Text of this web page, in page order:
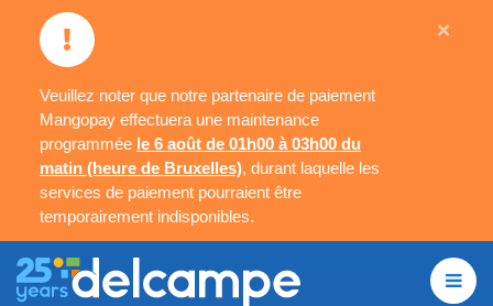
Veuillez noter que notre partenaire de paiement
Mangopay effectuera une maintenance
programmée le 6 août de 01h00 à 03h00 du
matin (heure de Bruxelles), durant laquelle les
services de paiement pourraient être
temporairement indisponibles.
×